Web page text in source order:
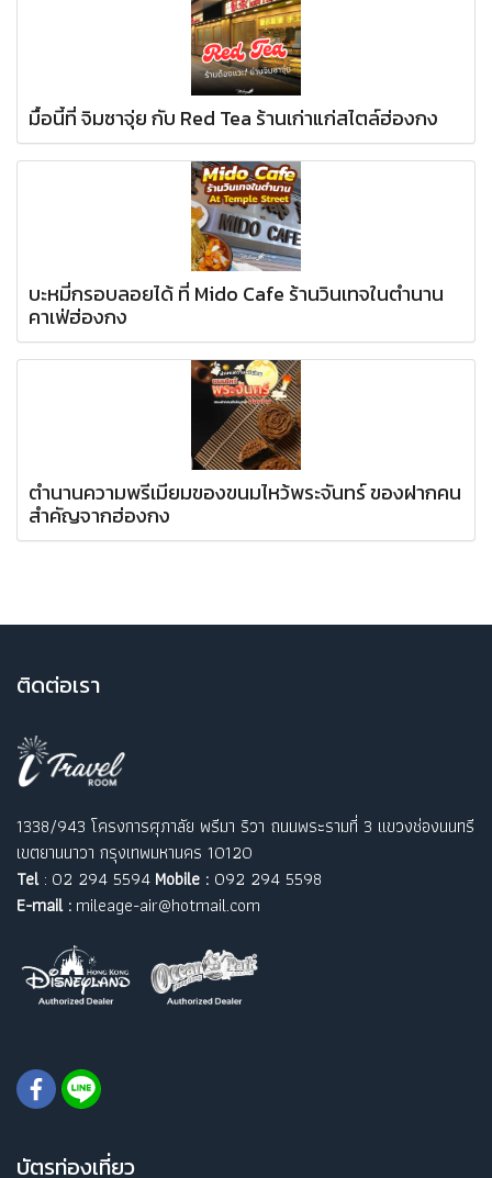
มื้อนี้ที่ จิมซาจุ่ย กับ Red Tea ร้านเก่าแก่สไตล์ฮ่องกง
บะหมี่กรอบลอยได้ ที่ Mido Cafe ร้านวินเทจในตำนาน
คาเฟ่ฮ่องกง
ตำนานความพรีเมียมของขนมไหว้พระจันทร์ ของฝากคน
สำคัญจากฮ่องกง
ติดต่อเรา
1338/943 โครงการศุภาลัย พรีมา ริวา ถนนพระรามที่ 3 แขวงช่องนนทรี
เขตยานนาวา กรุงเทพมหานคร 10120
Tel: 02 294 5594 Mobile : 092 294 5598
E-mail : mileage-air@hotmail.com
บัตรท่องเที่ยว